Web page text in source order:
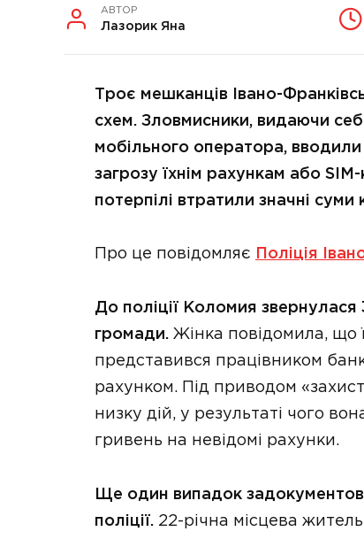
АВТОР
Лазорик Яна
Троє мешканців Івано-
схем. Зловмисники, видаючи
мобільного оператора,
загрозу їхнім рахункам або
потерпілі втратили значні суми
Про це повідомляє Поліція
До поліції Коломия
громади. Жінка повідомила, що
представився працівником
рахунком. Під приводом
низку дій, у результаті чого
гривень на невідомі рахунки.
Ще один випадок
поліції. 22-річна місцева